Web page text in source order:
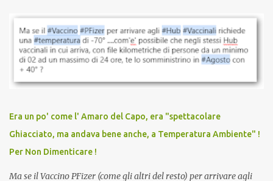
vaccinazione. Non avevamo mai sentito parlare di ricompense,
sconti, incentivi per vaccinarsi. Non avevamo mai visto
discriminazioni per coloro che non l’hanno fatto. Se non sei stato
vaccinato, nessuno aveva prima cercato di farti sentire una
persona cattiva. Non avevamo mai visto un vaccino che minacci le
vaccino usato per minacciare i mezzi di sussistenza, il lavoro o la
scuola. Non avevamo mai visto un vaccino che permettesse a un
dodicenne di ignorare il consenso dei genitori. Dopo tutti i vaccini
che abbiamo elencato sopra...
Era un po' come l' Amaro del Capo, era "spettacolare
Ghiacciato, ma andava bene anche, a Temperatura Ambiente" !
Per Non Dimenticare !
Ma se il Vaccino PFizer (come gli altri del resto) per arrivare agli